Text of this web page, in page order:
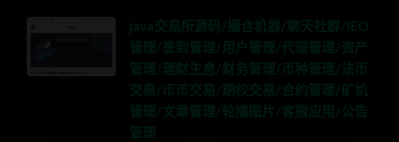
java交易所源码/撮合机器/聊天社群/IEO
管理/签到管理/用户管理/代理管理/资产
管理/理财生息/财务管理/币种管理/法币
交易/币币交易/期权交易/合约管理/矿机
管理/文章管理/轮播图片/客服应用/公告
管理